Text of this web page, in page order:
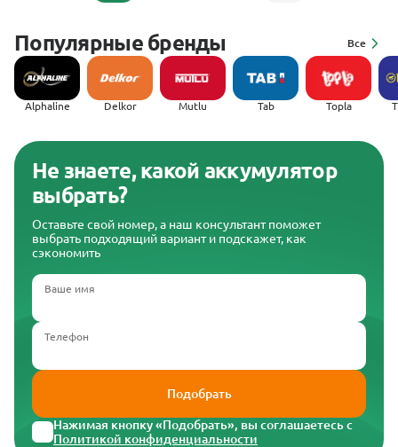
Популярные бренды Все
Alphaline Delkor Mutlu Tab Topla
Не знаете, какой аккумулятор
выбрать?
Оставьте свой номер, а наш консультант поможет
выбрать подходящий вариант и подскажет, как
сэкономить
Ваше имя
Телефон
Подобрать
Нажимая кнопку «Подобрать», вы соглашаетесь с
Политикой конфиденциальности